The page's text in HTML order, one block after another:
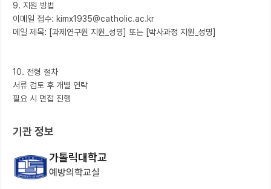
9. 지원 방법
이메일 접수: kimx1935@catholic.ac.kr
메일 제목: [과제연구원 지원_성명] 또는 [박사과정 지원_성명]
10. 전형 절차
서류 검토 후 개별 연락
기관 정보
가톨릭대학교
예방의학교실